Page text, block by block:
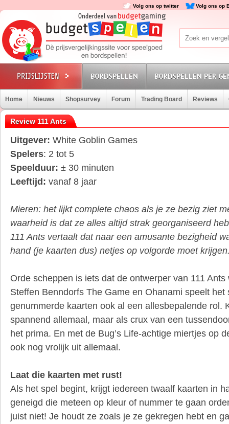
Volg ons op twitter Volg ons op
BORDSPELLEN BORDSPELLEN PER
Home Nieuws Shopsurvey Forum Trading Board Reviews
Review 111 Ants
Uitgever: White Goblin Games
Spelers: 2 tot 5
Speelduur: ± 30 minuten
Leeftijd: vanaf 8 jaar
Mieren: het lijkt complete chaos als je ze bezig ziet
waarheid is dat ze alles altijd strak georganiseerd
111 Ants vertaalt dat naar een amusante bezigheid
hand (je kaarten dus) netjes op volgorde moet
Orde scheppen is iets dat de ontwerper van 111
Steffen Benndorfs The Game en Ohanami speelt het
genummerde kaarten ook al een allesbepalende rol.
spannend allemaal, maar als crux van een
het prima. En met de Bug’s Life-achtige miertjes op
ook nog vrolijk uit allemaal.
Laat die kaarten met rust!
Als het spel begint, krijgt iedereen twaalf kaarten in
geneigd die meteen op kleur of nummer te gaan
juist niet! Je houdt ze zoals je ze gekregen hebt en